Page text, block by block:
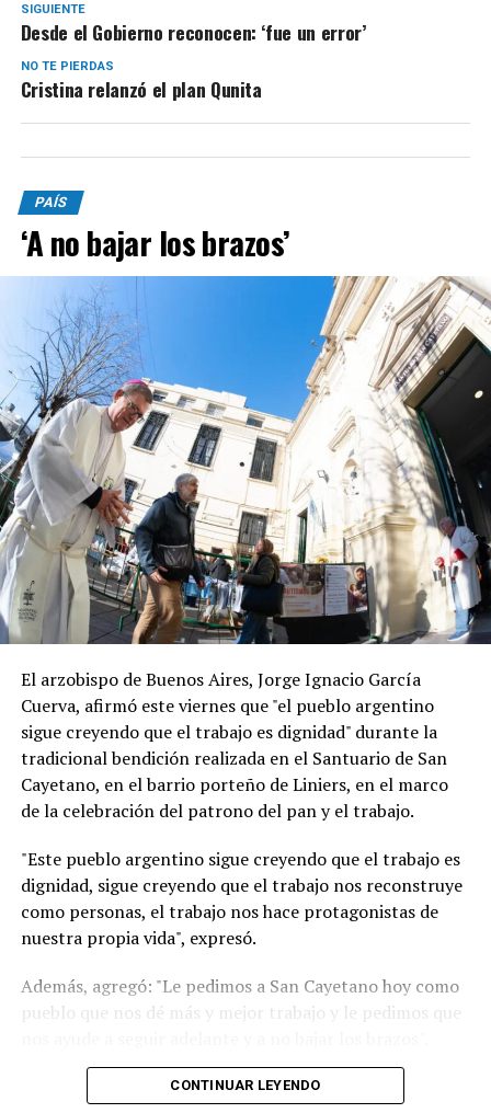
SIGUIENTE
Desde el Gobierno reconocen: ‘fue un error’
NO TE PIERDAS
Cristina relanzó el plan Qunita
PAÍS
‘A no bajar los brazos’
El arzobispo de Buenos Aires, Jorge Ignacio García
Cuerva, afirmó este viernes que "el pueblo argentino
sigue creyendo que el trabajo es dignidad" durante la
tradicional bendición realizada en el Santuario de San
Cayetano, en el barrio porteño de Liniers, en el marco
de la celebración del patrono del pan y el trabajo.
"Este pueblo argentino sigue creyendo que el trabajo es
dignidad, sigue creyendo que el trabajo nos reconstruye
como personas, el trabajo nos hace protagonistas de
nuestra propia vida", expresó.
Además, agregó: "Le pedimos a San Cayetano hoy como
pueblo que nos dé más y mejor trabajo y le pedimos que
"Un signo de esperanza es verlos a todos ustedes
CONTINUAR LEYENDO